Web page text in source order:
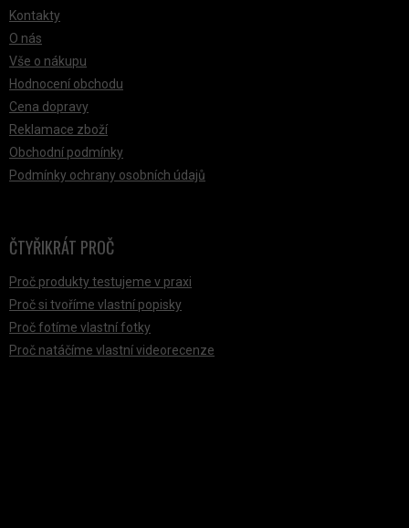
Kontakty
O nás
Vše o nákupu
Hodnocení obchodu
Cena dopravy
Reklamace zboží
Obchodní podmínky
Podmínky ochrany osobních údajů
ČTYŘIKRÁT PROČ
Proč produkty testujeme v praxi
Proč si tvoříme vlastní popisky
Proč fotíme vlastní fotky
Proč natáčíme vlastní videorecenze